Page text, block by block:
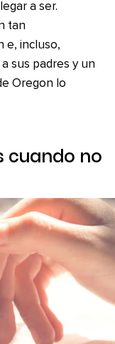
a ser.
tan
e, incluso,
sus padres y un
Oregon lo
cuando no